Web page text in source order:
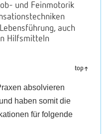
und Feinmotorik
auch
Hilfsmitteln
top
absolvieren
haben somit die
für folgende